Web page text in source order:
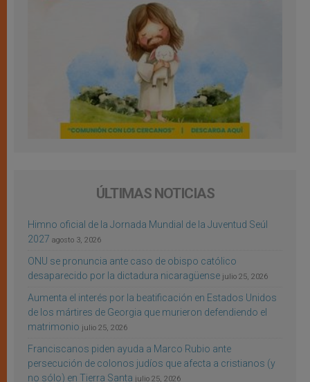
ÚLTIMAS NOTICIAS
Himno oficial de la Jornada Mundial de la Juventud Seúl
2027 agosto 3, 2026
ONU se pronuncia ante caso de obispo católico
desaparecido por la dictadura nicaragüense julio 25, 2026
Aumenta el interés por la beatificación en Estados Unidos
de los mártires de Georgia que murieron defendiendo el
matrimonio julio 25, 2026
Franciscanos piden ayuda a Marco Rubio ante
persecución de colonos judíos que afecta a cristianos (y
no sólo) en Tierra Santa julio 25, 2026